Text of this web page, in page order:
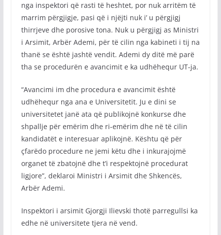
nga inspektori që rasti të heshtet, por nuk arritëm të
marrim përgjigje, pasi që i njëjti nuk i’ u përgjigj
thirrjeve dhe porosive tona. Nuk u përgjigj as Ministri
i Arsimit, Arbër Ademi, për të cilin nga kabineti i tij na
thanë se është jashtë vendit. Ademi dy ditë më parë
tha se procedurën e avancimit e ka udhëhequr UT-ja.
“Avancimi im dhe procedura e avancimit është
udhëhequr nga ana e Universitetit. Ju e dini se
universitetet janë ata që publikojnë konkurse dhe
shpallje për emërim dhe ri-emërim dhe në të cilin
kandidatët e interesuar aplikojnë. Kështu që për
çfarëdo procedure ne jemi këtu dhe i inkurajojmë
organet të zbatojnë dhe t’i respektojnë procedurat
ligjore”, deklaroi Ministri i Arsimit dhe Shkencës,
Arbër Ademi.
Inspektori i arsimit Gjorgji Ilievski thotë parregullsi ka
edhe në universitete tjera në vend.